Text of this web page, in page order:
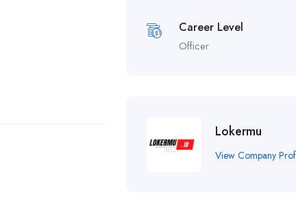
Career Level
Officer
Lokermu
View Company